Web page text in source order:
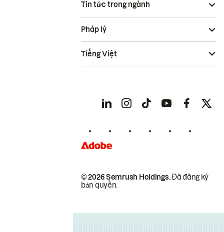
Tin tức trong ngành
© 2026 Semrush Holdings.Đã đăng ký
bản quyền.
Pháp lý
Tiếng Việt